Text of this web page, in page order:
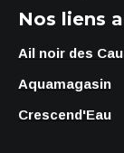
Nos liens
Ail noir des
Aquamagasin
Crescend'Eau